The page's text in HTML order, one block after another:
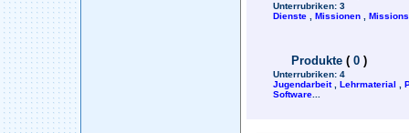
Unterrubriken: 3
Dienste
Missionen
Produkte ( 0 )
Unterrubriken: 4
Jugendarbeit, Lehrmaterial
Software